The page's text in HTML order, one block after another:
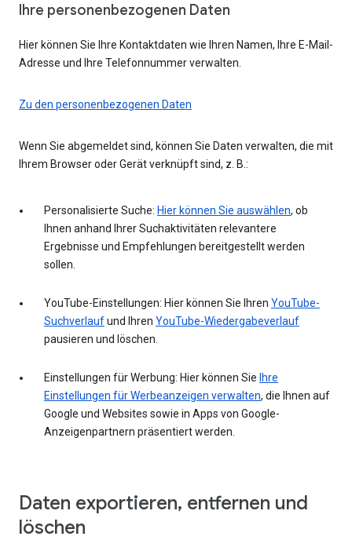
Ihre personenbezogenen Daten
Hier können Sie Ihre Kontaktdaten wie Ihren Namen, Ihre E-Mail-
Adresse und Ihre Telefonnummer verwalten.
Zu den personenbezogenen Daten
Wenn Sie abgemeldet sind, können Sie Daten verwalten, die mit
Ihrem Browser oder Gerät verknüpft sind, z. B.:
Personalisierte Suche: Hier können Sie auswählen, ob
Ihnen anhand Ihrer Suchaktivitäten relevantere
Ergebnisse und Empfehlungen bereitgestellt werden
sollen.
YouTube-Einstellungen: Hier können Sie Ihren YouTube-
Suchverlaufund Ihren YouTube-Wiedergabeverlauf
pausieren und löschen.
Einstellungen für Werbung: Hier können Sie Ihre
Einstellungen für Werbeanzeigen verwalten, die Ihnen auf
Google und Websites sowie in Apps von Google-
Anzeigenpartnern präsentiert werden.
Daten exportieren, entfernen und
löschen